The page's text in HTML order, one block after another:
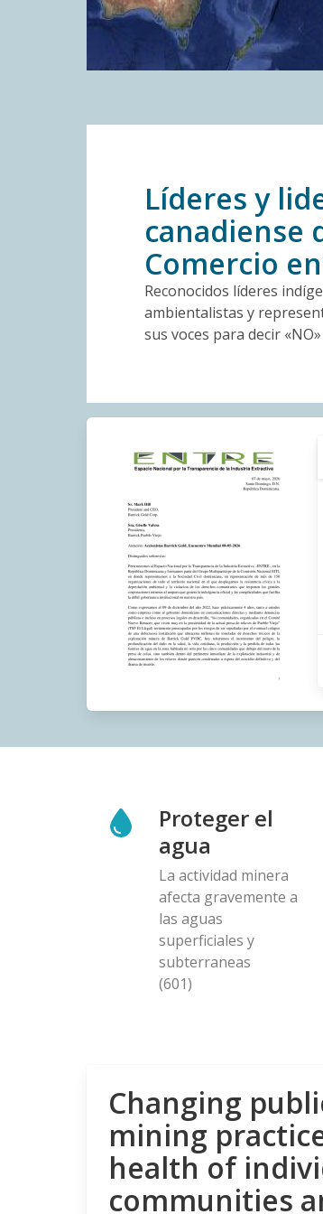
Líderes y
canadiense
Comercio
Reconocidos líderes
ambientalistas y
sus voces para decir
Proteger el
agua
La actividad minera
afecta gravemente a
las aguas
superficiales y
subterraneas
(601)
Changing
mining
health of
communities